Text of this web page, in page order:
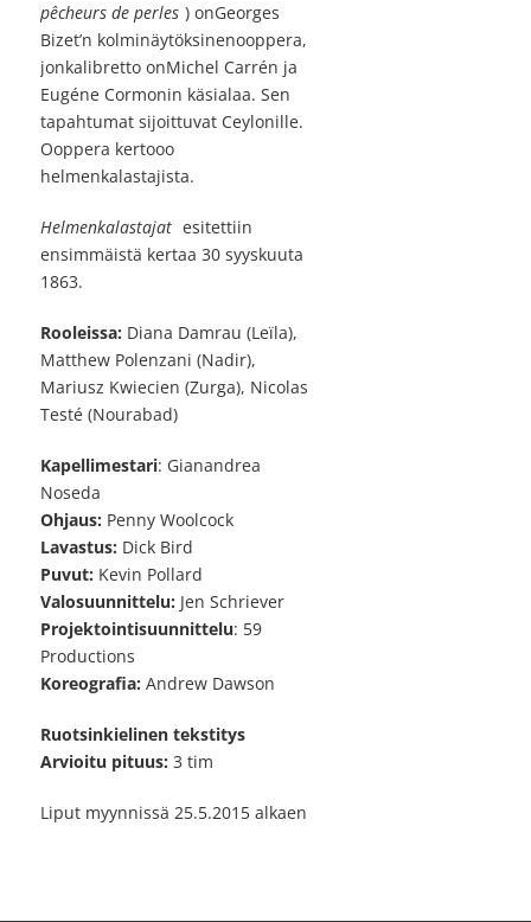
pêcheurs de perles ) onGeorges
Bizet’n kolminäytöksinenooppera,
jonkalibretto onMichel Carrén ja
Eugéne Cormonin käsialaa. Sen
tapahtumat sijoittuvat Ceylonille.
Ooppera kertooo
helmenkalastajista.
Helmenkalastajat esitettiin
ensimmäistä kertaa 30 syyskuuta
1863.
Rooleissa: Diana Damrau (Leïla),
Matthew Polenzani (Nadir),
Mariusz Kwiecien (Zurga), Nicolas
Testé (Nourabad)
Kapellimestari: Gianandrea
Noseda
Ohjaus: Penny Woolcock
Lavastus: Dick Bird
Puvut: Kevin Pollard
Valosuunnittelu: Jen Schriever
Projektointisuunnittelu: 59
Productions
Koreografia: Andrew Dawson
Ruotsinkielinen tekstitys
Arvioitu pituus: 3 tim
Liput myynnissä 25.5.2015 alkaen